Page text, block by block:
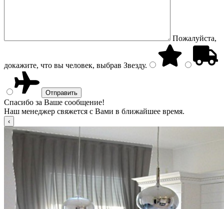
Пожалуйста,
докажите, что вы человек, выбрав Звезду.
Спасибо за Ваше сообщение!
Наш менеджер свяжется с Вами в ближайшее время.